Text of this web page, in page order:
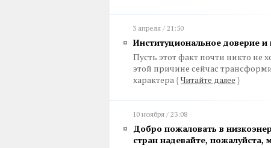
3 апреля / 21:50
Институциональное доверие
Пусть этот факт почти никто не
этой причине сейчас
характера { Читайте далее }
10 ноября / 23:08
Добро пожаловать в
стран надевайте, пожалуйста,